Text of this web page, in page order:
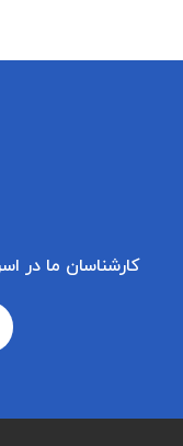
کارشناسان ما در